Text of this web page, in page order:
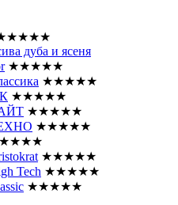
дуба и ясеня
★★★★★
★★★★★
★★★★★
★★★★★
★★★★★
★★★★★
Tech ★★★★★
★★★★★